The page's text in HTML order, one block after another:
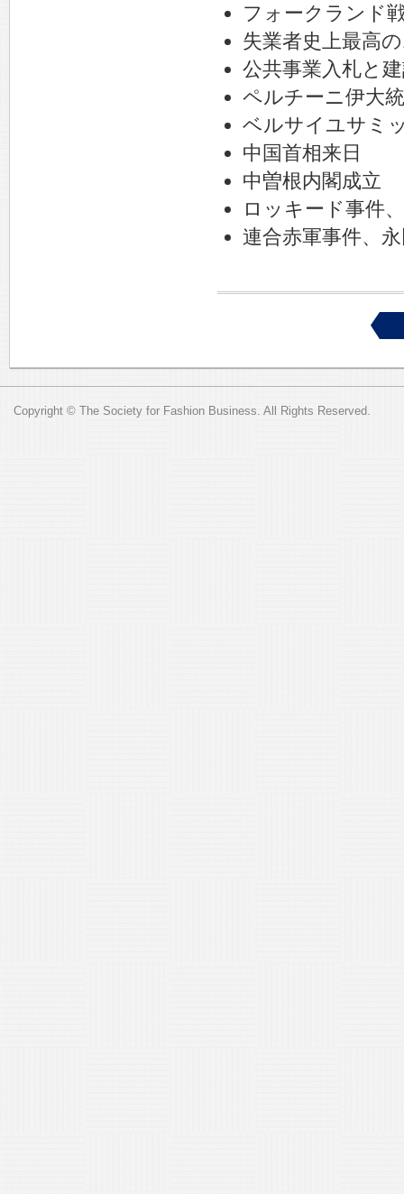
フォークランド
失業者史上最高
公共事業入札と
ペルチーニ伊大
ベルサイユサミ
中国首相来日
中曽根内閣成立
ロッキード事件
連合赤軍事件、
Copyright © The Society for Fashion Business. All Rights Reserved.